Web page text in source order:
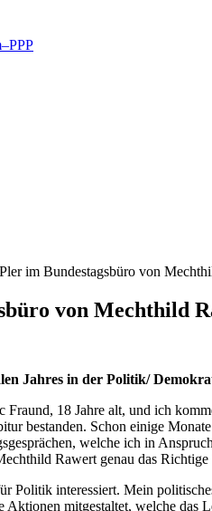
im Bundestagsbüro von
von Mechthild
Jahres in der Politik/
18 Jahre alt, und ich
bestanden. Schon einige
welche ich in
Rawert genau das
Politik interessiert. Mein
mitgestaltet, welche